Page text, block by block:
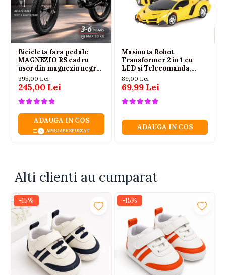
Spalare:
30°C
Bicicleta fara pedale
MAGNEZIO RS cadru
usor din magneziu negru
3-6 ani
395,00 Lei
245,00 Lei
ADAUGA IN COS
APROAPE EPUIZAT
Masinuta Robot
Transformer 2 in 1 cu
LED si Telecomanda,
Scara 1:18, Galbena, 6 ani+
89,00 Lei
69,99 Lei
ADAUGA IN COS
Alti clienti au cumparat
-15% -15%